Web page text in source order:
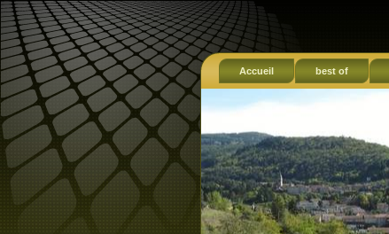
Accueil best of